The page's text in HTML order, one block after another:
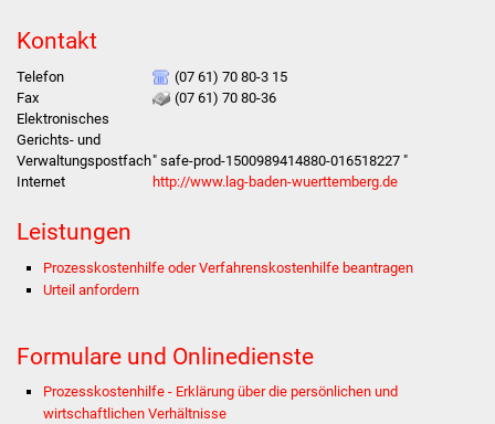
Lebenslagen
Bürgerinfos
Kontakt
Telefon
(07 61) 70 80-3 15
Fax
(07 61) 70 80-36
Elektronisches
Gerichts- und
Verwaltungspostfach" safe-prod-1500989414880-016518227 "
Internet
http://www.lag-baden-wuerttemberg.de
Leistungen
Prozesskostenhilfe oder Verfahrenskostenhilfe beantragen
Urteil anfordern
Formulare und Onlinedienste
Prozesskostenhilfe - Erklärung über die persönlichen und
wirtschaftlichen Verhältnisse